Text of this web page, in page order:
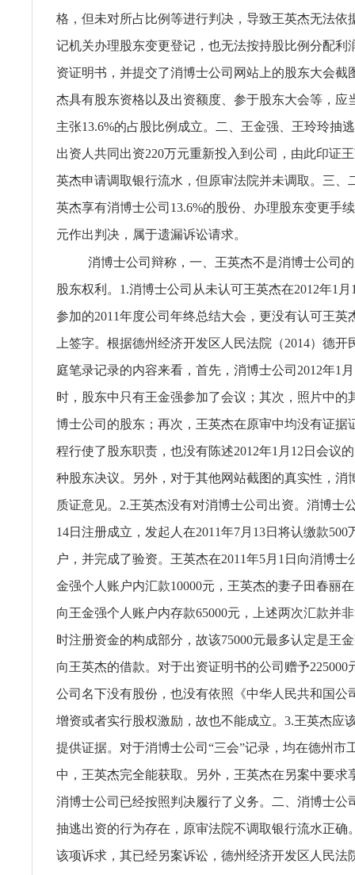
格，但未对所占比例等进行判决，导致王英杰无法依
记机关办理股东变更登记，也无法按持股比例分配利
资证明书，并提交了消博士公司网站上的股东大会截
杰具有股东资格以及出资额度、参于股东大会等，应
主张13.6%的占股比例成立。二、王金强、王玲玲抽
出资人共同出资220万元重新投入到公司，由此印证
英杰申请调取银行流水，但原审法院并未调取。三、
英杰享有消博士公司13.6%的股份、办理股东变更手
元作出判决，属于遗漏诉讼请求。
消博士公司辩称，一、王英杰不是消博士公司
股东权利。1.消博士公司从未认可王英杰在2012年1
参加的2011年度公司年终总结大会，更没有认可王英
上签字。根据德州经济开发区人民法院（2014）德开
庭笔录记录的内容来看，首先，消博士公司2012年1
时，股东中只有王金强参加了会议；其次，照片中的
博士公司的股东；再次，王英杰在原审中均没有证据
程行使了股东职责，也没有陈述2012年1月12日会议
种股东决议。另外，对于其他网站截图的真实性，消
质证意见。2.王英杰没有对消博士公司出资。消博士
14日注册成立，发起人在2011年7月13日将认缴款500
户，并完成了验资。王英杰在2011年5月1日向消博士
金强个人账户内汇款10000元，王英杰的妻子田春丽在
向王金强个人账户内存款65000元，上述两次汇款并
时注册资金的构成部分，故该75000元最多认定是王
向王英杰的借款。对于出资证明书的公司赠予225000
公司名下没有股份，也没有依照《中华人民共和国公
增资或者实行股权激励，故也不能成立。3.王英杰应
提供证据。对于消博士公司“三会”记录，均在德州市
中，王英杰完全能获取。另外，王英杰在另案中要求
消博士公司已经按照判决履行了义务。二、消博士公
抽逃出资的行为存在，原审法院不调取银行流水正确
该项诉求，其已经另案诉讼，德州经济开发区人民法